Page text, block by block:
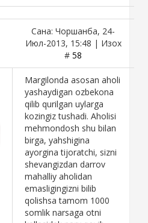
Сана: Чоршанба, 24-
Июл-2013, 15:48 | Изох
# 58
Margilonda asosan aholi
yashaydigan ozbekona
qilib qurilgan uylarga
kozingiz tushadi. Aholisi
mehmondosh shu bilan
birga, yahshigina
ayorgina tijoratchi, sizni
shevangizdan darrov
mahalliy aholidan
emasligingizni bilib
qolishsa tamom 1000
somlik narsaga otni